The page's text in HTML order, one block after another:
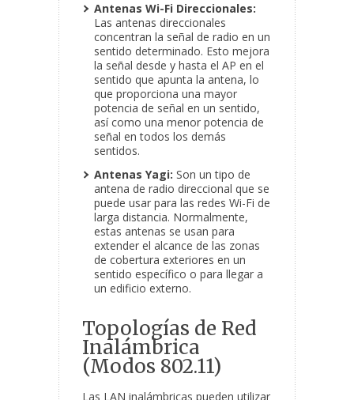
Antenas Wi-Fi Direccionales:
Las antenas direccionales
concentran la señal de radio en un
sentido determinado. Esto mejora
la señal desde y hasta el AP en el
sentido que apunta la antena, lo
que proporciona una mayor
potencia de señal en un sentido,
así como una menor potencia de
señal en todos los demás
sentidos.
Antenas Yagi: Son un tipo de
antena de radio direccional que se
puede usar para las redes Wi-Fi de
larga distancia. Normalmente,
estas antenas se usan para
extender el alcance de las zonas
de cobertura exteriores en un
sentido específico o para llegar a
un edificio externo.
Topologías de Red
Inalámbrica
(Modos 802.11)
Las LAN inalámbricas pueden utilizar